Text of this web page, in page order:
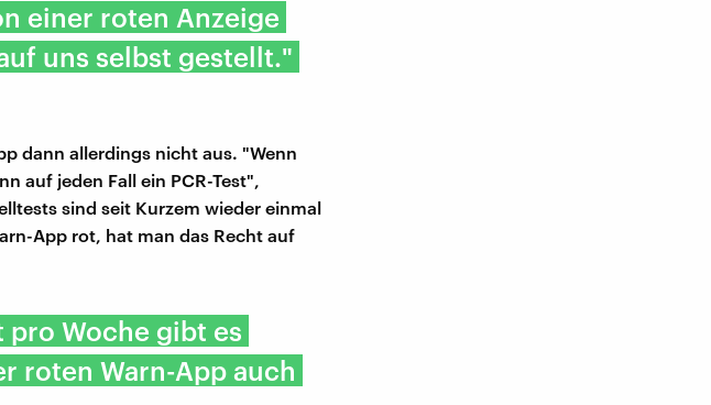
einer roten Anzeige
uns selbst gestellt."
dann allerdings nicht aus. "Wenn
auf jeden Fall ein PCR-Test",
sind seit Kurzem wieder einmal
App rot, hat man das Recht auf
Woche gibt es
roten Warn-App auch